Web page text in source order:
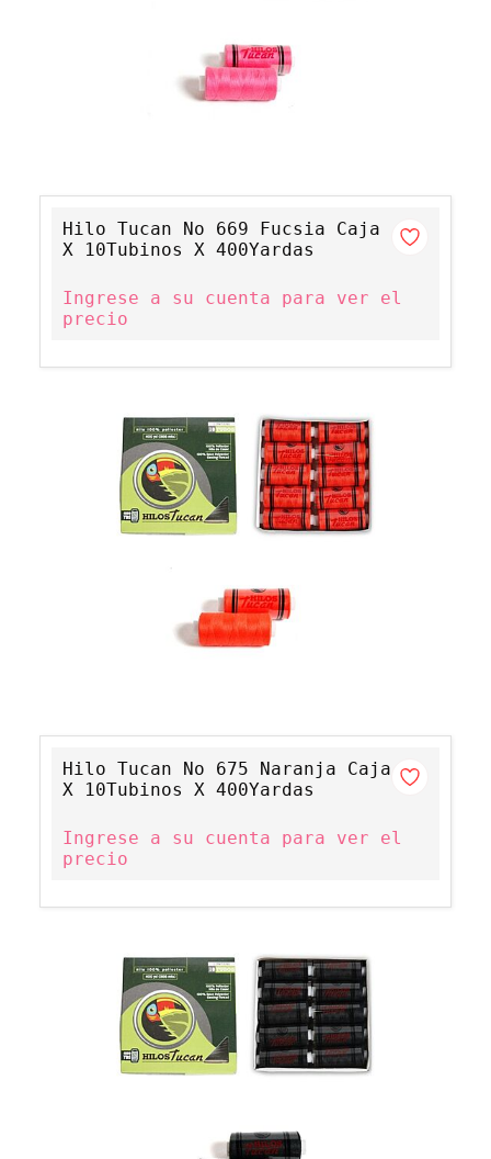
Hilo Tucan No 669 Fucsia Caja
X 10Tubinos X 400Yardas
Ingrese a su cuenta para ver el
precio
Hilo Tucan No 675 Naranja Caja
X 10Tubinos X 400Yardas
Ingrese a su cuenta para ver el
precio